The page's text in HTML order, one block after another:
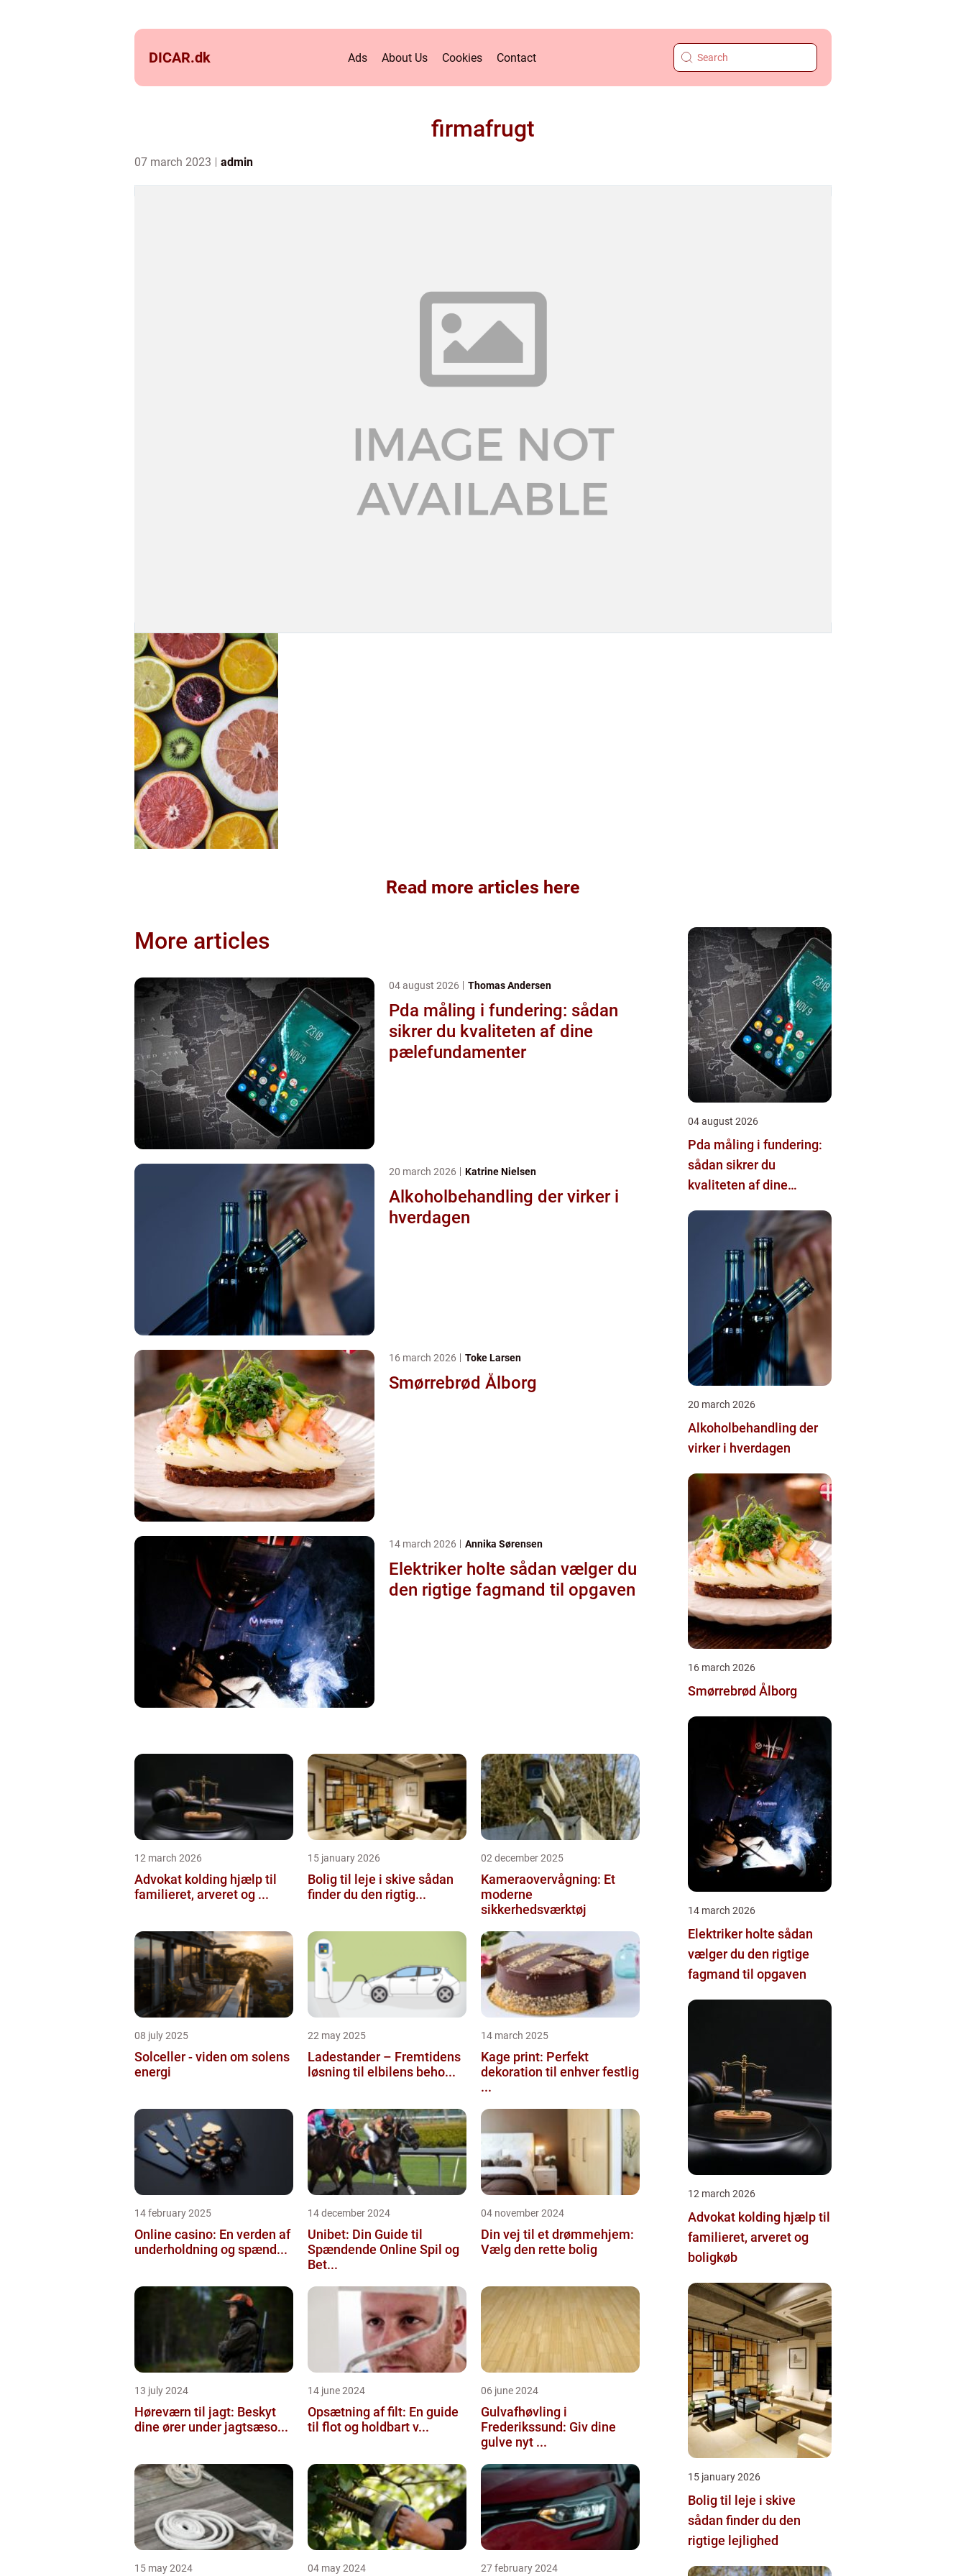
DICAR.dk Ads About Us Cookies Contact
firmafrugt
07 march 2023 admin
Read more articles here
More articles
04 august 2026 Thomas Andersen
Pda måling i fundering: sådan
sikrer du kvaliteten af dine
pælefundamenter
20 march 2026 Katrine Nielsen
Alkoholbehandling der virker i
hverdagen
16 march 2026 Toke Larsen
Smørrebrød Ålborg
14 march 2026 Annika Sørensen
Elektriker holte sådan vælger du
den rigtige fagmand til opgaven
12 march 2026
Advokat kolding hjælp til
familieret, arveret og ...
15 january 2026
Bolig til leje i skive sådan
finder du den rigtig...
02 december 2025
Kameraovervågning: Et
moderne
sikkerhedsværktøj
08 july 2025
Solceller - viden om solens
energi
22 may 2025
Ladestander – Fremtidens
løsning til elbilens beho...
14 march 2025
Kage print: Perfekt
dekoration til enhver festlig
...
14 february 2025
Online casino: En verden af
underholdning og spænd...
14 december 2024
Unibet: Din Guide til
Spændende Online Spil og
Bet...
04 november 2024
Din vej til et drømmehjem:
Vælg den rette bolig
13 july 2024
Høreværn til jagt: Beskyt
dine ører under jagtsæso...
14 june 2024
Opsætning af filt: En guide
til flot og holdbart v...
06 june 2024
Gulvafhøvling i
Frederikssund: Giv dine
gulve nyt ...
15 may 2024 04 may 2024 27 february 2024
04 august 2026
Pda måling i fundering:
sådan sikrer du
kvaliteten af dine
20 march 2026
Alkoholbehandling der
virker i hverdagen
16 march 2026
Smørrebrød Ålborg
14 march 2026
Elektriker holte sådan
vælger du den rigtige
fagmand til opgaven
12 march 2026
Advokat kolding hjælp til
familieret, arveret og
boligkøb
15 january 2026
Bolig til leje i skive
sådan finder du den
rigtige lejlighed